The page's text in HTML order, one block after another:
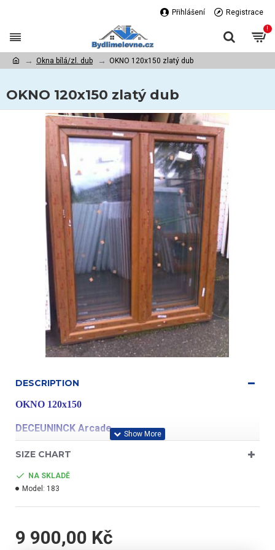
Přihlášení Registrace
!
Okna bílá/zl. dub OKNO 120x150 zlatý dub
OKNO 120x150 zlatý dub
DESCRIPTION
OKNO 120x150
DECEUNINCK Arcade
profil třídy "A"
- dvoukřídlé
SIZE CHART
NA SKLADĚ
Model: 183
9 900,00 Kč